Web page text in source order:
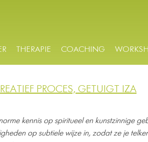
THERAPIE COACHING
PROCES, GETUIGT IZA
kennis op spiritueel en kunstzinnige
op subtiele wijze in, zodat ze je